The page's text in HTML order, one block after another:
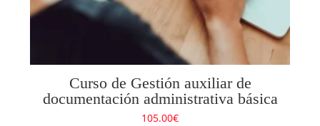
Curso de Gestión auxiliar de
documentación administrativa básica
105.00€